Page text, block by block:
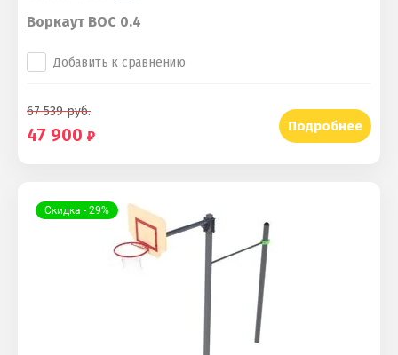
Воркаут ВОС 0.4
Добавить к сравнению
67 539руб.
47 900 Подробнее
Скидка - 29%